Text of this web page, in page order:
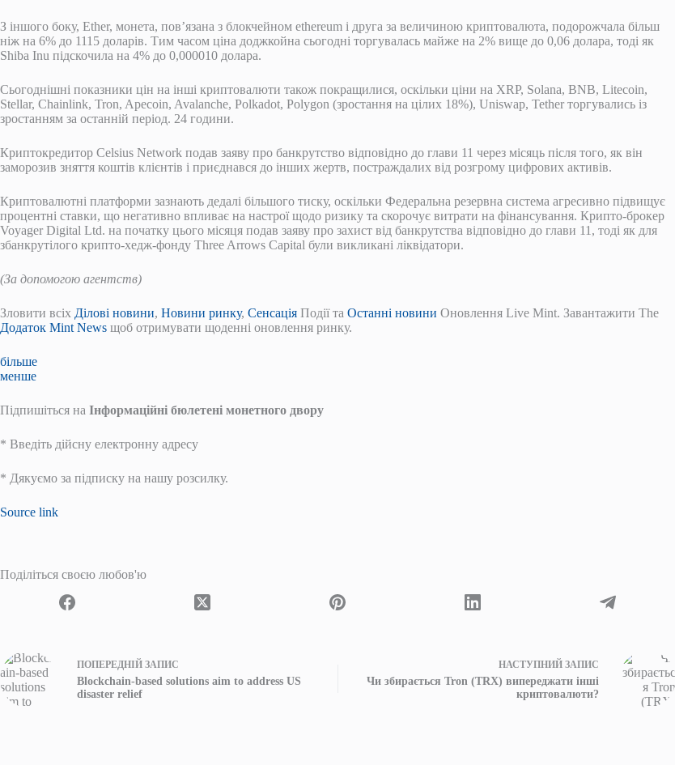
З іншого боку, Ether, монета, пов’язана з блокчейном ethereum і друга за величиною криптовалюта, подорожчала більш
ніж на 6% до 1115 доларів. Тим часом ціна доджкойна сьогодні торгувалась майже на 2% вище до 0,06 долара, тоді як
Shiba Inu підскочила на 4% до 0,000010 долара.
Сьогоднішні показники цін на інші криптовалюти також покращилися, оскільки ціни на XRP, Solana, BNB, Litecoin,
Stellar, Chainlink, Tron, Apecoin, Avalanche, Polkadot, Polygon (зростання на цілих 18%), Uniswap, Tether торгувались із
зростанням за останній період. 24 години.
Криптокредитор Celsius Network подав заяву про банкрутство відповідно до глави 11 через місяць після того, як він
заморозив зняття коштів клієнтів і приєднався до інших жертв, постраждалих від розгрому цифрових активів.
Криптовалютні платформи зазнають дедалі більшого тиску, оскільки Федеральна резервна система агресивно підвищує
процентні ставки, що негативно впливає на настрої щодо ризику та скорочує витрати на фінансування. Крипто-брокер
Voyager Digital Ltd. на початку цього місяця подав заяву про захист від банкрутства відповідно до глави 11, тоді як для
збанкрутілого крипто-хедж-фонду Three Arrows Capital були викликані ліквідатори.
(За допомогою агентств)
Зловити всіх Ділові новини, Новини ринку, Сенсація Події та Останні новини Оновлення Live Mint. Завантажити The
Додаток Mint News щоб отримувати щоденні оновлення ринку.
більше
менше
Підпишіться на Інформаційні бюлетені монетного двору
* Введіть дійсну електронну адресу
* Дякуємо за підписку на нашу розсилку.
Source link
Поділіться своєю любов'ю
ПОПЕРЕДНІЙ ЗАПИС
Blockchain-based solutions aim to address US
disaster relief
НАСТУПНИЙ ЗАПИС
Чи збирається Tron (TRX) випереджати інші
криптовалюти?